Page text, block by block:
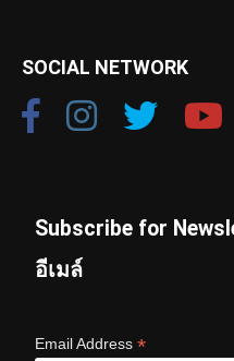
SOCIAL NETWORK
Subscribe for
อีเมล์
Email Address*